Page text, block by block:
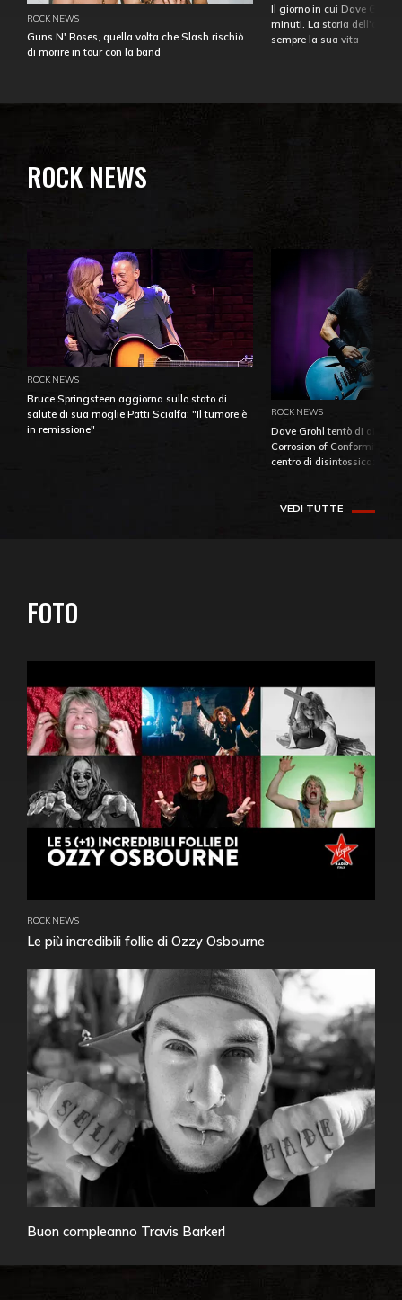
ROCK NEWS
Guns N' Roses, quella volta che Slash rischiò
di morire in tour con la band
Il giorno in cui Dave
minuti. La storia
sempre la sua vita
ROCK NEWS
ROCK NEWS
Bruce Springsteen aggiorna sullo stato di
salute di sua moglie Patti Scialfa: "Il tumore è
in remissione"
ROCK NEWS
Dave Grohl tentò di
Corrosion of Conformity
centro di
VEDI TUTTE
FOTO
ROCK NEWS
Le più incredibili follie di Ozzy Osbourne
Buon compleanno Travis Barker!